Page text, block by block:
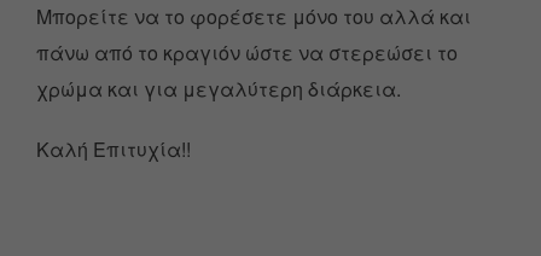
Μπορείτε να το φορέσετε μόνο του αλλά και
πάνω από το κραγιόν ώστε να στερεώσει το
χρώμα και για μεγαλύτερη διάρκεια.
Καλή Επιτυχία!!